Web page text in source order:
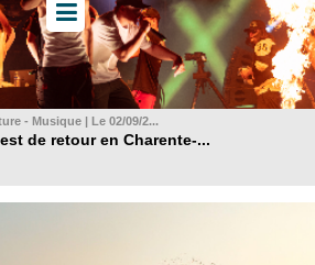
- Musique | Le 02/09/2...
de retour en Charente-...